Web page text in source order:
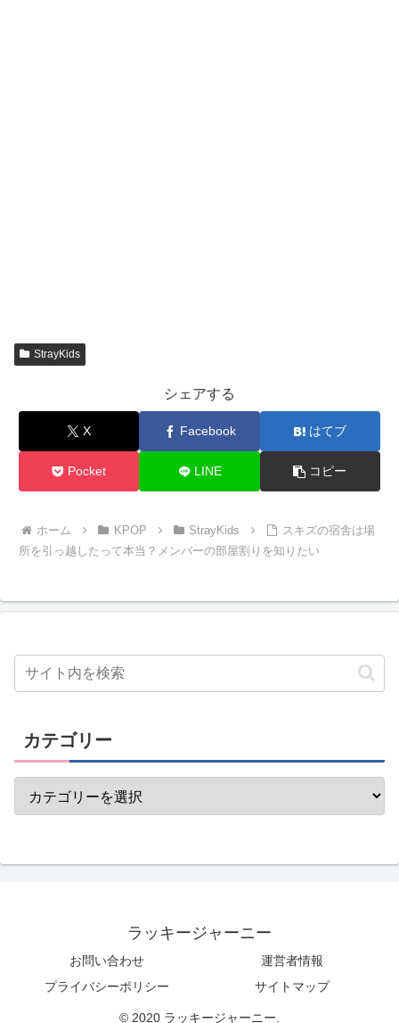
StrayKids
シェアする
X Facebook はてブ
Pocket LINE コピー
ホーム KPOP StrayKids
スキズの宿舎は場
所を引っ越したって本当？メンバーの部屋割りを知りたい
カテゴリー
ラッキージャーニー
お問い合わせ
運営者情報
プライバシーポリシー
サイトマップ
© 2020 ラッキージャーニー.